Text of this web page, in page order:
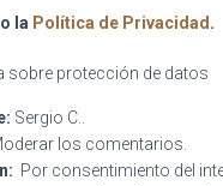
la Política de Privacidad .
sobre protección de datos
Sergio C..
los comentarios.
Por consentimiento del